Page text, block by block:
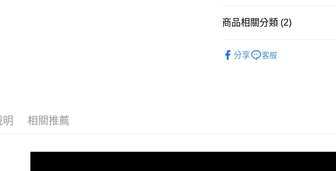
商品相關分類 (2)
分享 客服
明 相關推薦